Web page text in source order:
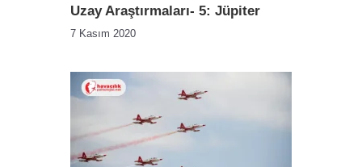
Uzay Araştırmaları- 5: Jüpiter
7 Kasım 2020